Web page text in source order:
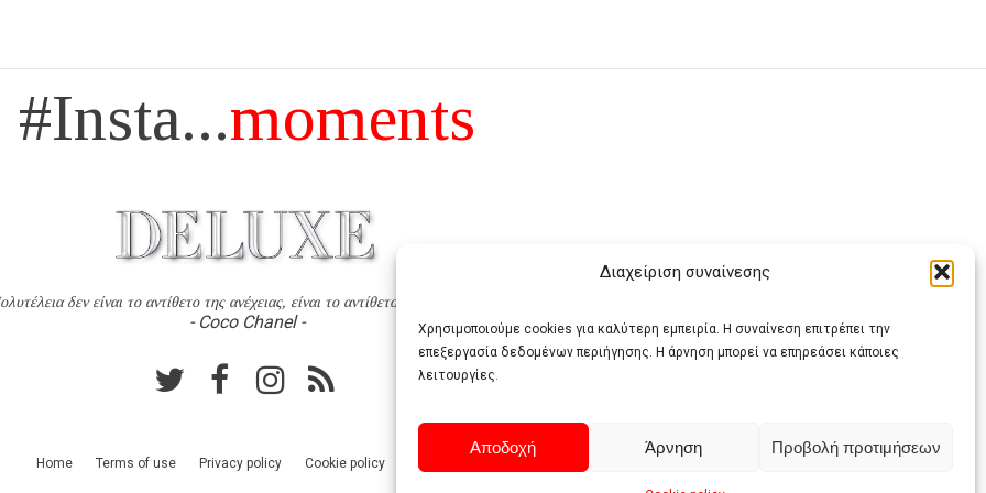
Διαχείριση συναίνεσης
Χρησιμοποιούμε cookies για καλύτερη εμπειρία. Η συναίνεση επιτρέπει την
επεξεργασία δεδομένων περιήγησης. Η άρνηση μπορεί να επηρεάσει κάποιες
λειτουργίες.
Αποδοχή Άρνηση Προβολή προτιμήσεων
#Insta...moments
δεν είναι το αντίθετο της ανέχειας, είναι το αντίθετο της χυδαιότητας
- Coco Chanel -
Home Terms of use Privacy policy Cookie policy